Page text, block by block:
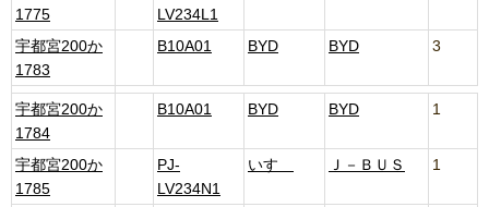
1775
LV234L1
宇都宮200か
1783
B10A01 BYD BYD 3
宇都宮200か
1784
B10A01 BYD BYD 1
宇都宮200か
1785
PJ-
LV234N1
いすゞ Ｊ－ＢＵＳ 1